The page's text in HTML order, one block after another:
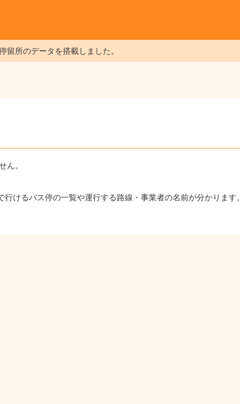
所のデータを搭載しました。
ん。
けるバス停の一覧や運行する路線・事業者の名前が分かります。